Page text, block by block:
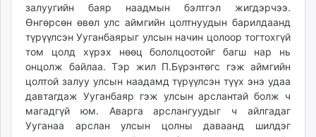
залуугийн баяр наадмын бэлтгэл жигдэрчээ.
Өнгөрсөн өвөл улс аймгийн цолтнуудын барилдаанд
түрүүлсэн Ууганбаярыг улсын начин цолоор тогтохгүй
том цолд хүрэх нөөц бололцоотойг багш нар нь
онцолж байлаа. Тэр жил П.Бүрэнтөгс гэж аймгийн
цолтой залуу улсын наадамд түрүүлсэн түүх энэ удаа
давтагдаж Ууганбаяр гэж улсын арслантай болж ч
магадгүй юм. Аварга арслангуудыг ч айлгадаг
Ууганаа арслан улсын цолны даваанд шилдэг